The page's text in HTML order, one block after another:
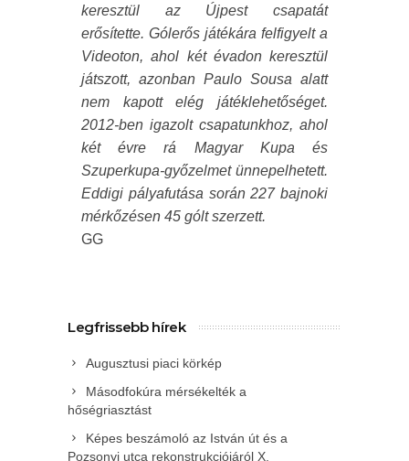
keresztül az Újpest csapatát
erősítette. Gólerős játékára felfigyelt a
Videoton, ahol két évadon keresztül
játszott, azonban Paulo Sousa alatt
nem kapott elég játéklehetőséget.
2012-ben igazolt csapatunkhoz, ahol
két évre rá Magyar Kupa és
Szuperkupa-győzelmet ünnepelhetett.
Eddigi pályafutása során 227 bajnoki
mérkőzésen 45 gólt szerzett.
GG
Legfrissebb hírek
Augusztusi piaci körkép
Másodfokúra mérsékelték a
hőségriasztást
Képes beszámoló az István út és a
Pozsonyi utca rekonstrukciójáról X.